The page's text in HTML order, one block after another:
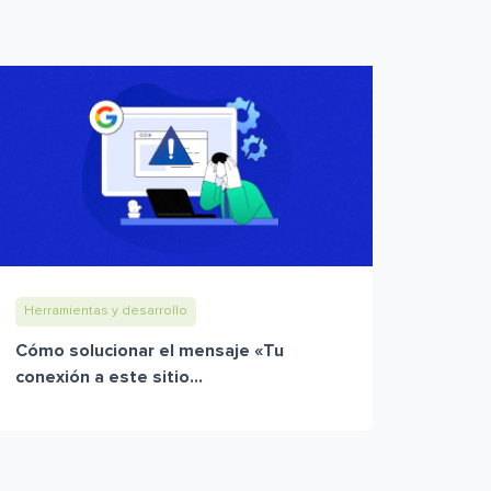
Herramientas y desarrollo
Cómo solucionar el mensaje «Tu
conexión a este sitio...